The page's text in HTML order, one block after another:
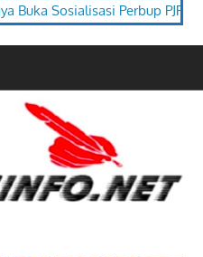
2026–2030 Festival Budaya